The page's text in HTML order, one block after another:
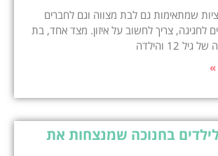
שמתאימות גם לבת מצווה וגם לחברים
לחגיגה, צריך לחשוב על איזון. מצד אחד, בת
12 והילדה
בחנוכה שמנצחות את